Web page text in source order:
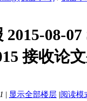
2015-08-
接收论
| 显示全部楼层 |阅读模